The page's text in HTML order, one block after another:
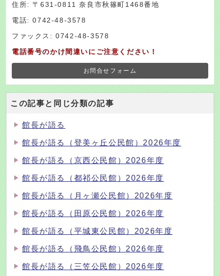
住所: 〒631-0811 奈良市秋篠町1468番地
電話: 0742-48-3578
ファックス: 0742-48-3578
電話番号のかけ間違いにご注意ください！
お問合せフォーム
この記事と同じ分類の記事
館長が語る
館長が語る（登美ヶ丘公民館）2026年度
館長が語る（京西公民館）2026年度
館長が語る（都祁公民館）2026年度
館長が語る（月ヶ瀬公民館）2026年度
館長が語る（田原公民館）2026年度
館長が語る（平城東公民館）2026年度
館長が語る（飛鳥公民館）2026年度
館長が語る（三笠公民館）2026年度